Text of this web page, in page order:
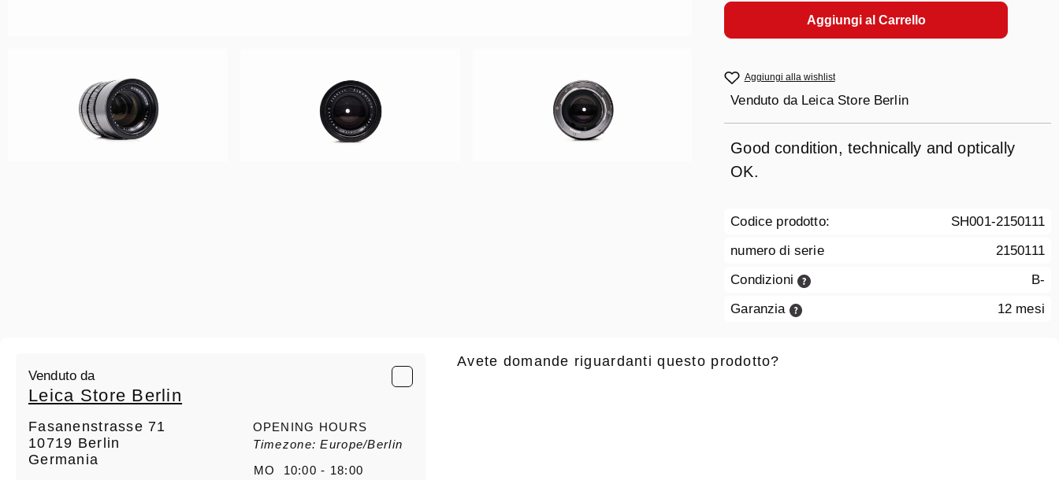
Aggiungi al Carrello
Aggiungi alla wishlist
Venduto da Leica Store Berlin
Good condition, technically and optically
OK.
Codice prodotto:
SH001-2150111
numero di serie
2150111
Condizioni
B-
Garanzia
12 mesi
Venduto da
Leica Store Berlin
Fasanenstrasse 71
10719 Berlin
Germania
OPENING HOURS
Timezone: Europe/Berlin
MO
10:00 - 18:00
Avete domande riguardanti questo prodotto?